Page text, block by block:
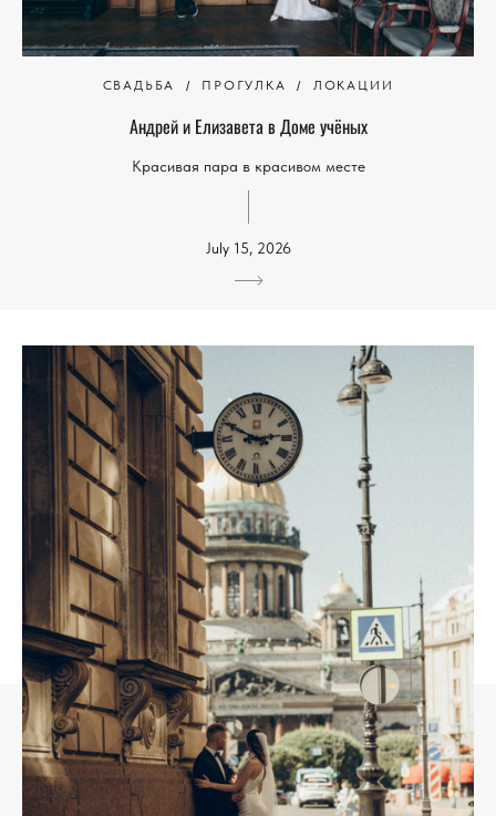
СВАДЬБА ПРОГУЛКА ЛОКАЦИИ
Андрей и Елизавета в Доме учёных
Красивая пара в красивом месте
July 15, 2026